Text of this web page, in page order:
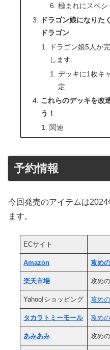
極まれにスペ
ドラゴン娘になり
ドラゴン
ドラゴン娘5人が
します
デッキに1枚キ
定
これらのデッキを改
う！
関連
予約情報
今回発売のアイテムは
ます。
ECサイト
Amazon 攻め
楽天市場 攻め
Yahoo!ショッピング 攻め
タカラトミーモール 攻め
あみあみ 攻め